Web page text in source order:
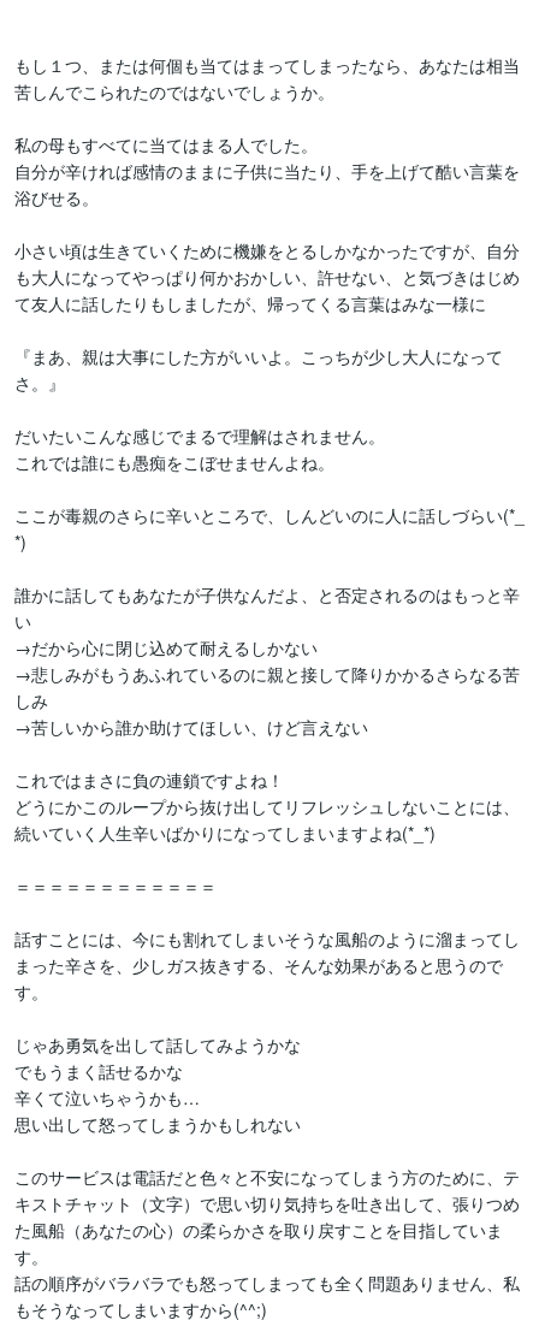
もし１つ、または何個も当てはまってしまったなら、あなたは相当
苦しんでこられたのではないでしょうか。
私の母もすべてに当てはまる人でした。
自分が辛ければ感情のままに子供に当たり、手を上げて酷い言葉を
浴びせる。
小さい頃は生きていくために機嫌をとるしかなかったですが、自分
も大人になってやっぱり何かおかしい、許せない、と気づきはじめ
て友人に話したりもしましたが、帰ってくる言葉はみな一様に
『まあ、親は大事にした方がいいよ。こっちが少し大人になって
さ。』
だいたいこんな感じでまるで理解はされません。
これでは誰にも愚痴をこぼせませんよね。
ここが毒親のさらに辛いところで、しんどいのに人に話しづらい(*_
*)
誰かに話してもあなたが子供なんだよ、と否定されるのはもっと辛
い
→だから心に閉じ込めて耐えるしかない
→悲しみがもうあふれているのに親と接して降りかかるさらなる苦
しみ
→苦しいから誰か助けてほしい、けど言えない
これではまさに負の連鎖ですよね！
どうにかこのループから抜け出してリフレッシュしないことには、
続いていく人生辛いばかりになってしまいますよね(*_*)
＝＝＝＝＝＝＝＝＝＝＝＝
話すことには、今にも割れてしまいそうな風船のように溜まってし
まった辛さを、少しガス抜きする、そんな効果があると思うので
す。
じゃあ勇気を出して話してみようかな
でもうまく話せるかな
辛くて泣いちゃうかも…
思い出して怒ってしまうかもしれない
このサービスは電話だと色々と不安になってしまう方のために、テ
キストチャット（文字）で思い切り気持ちを吐き出して、張りつめ
た風船（あなたの心）の柔らかさを取り戻すことを目指していま
す。
話の順序がバラバラでも怒ってしまっても全く問題ありません、私
もそうなってしまいますから(^^;)